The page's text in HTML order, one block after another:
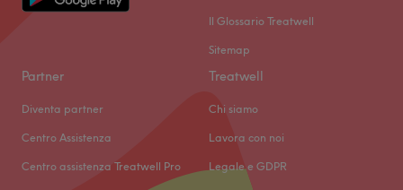
Il Glossario Treatwell
Sitemap
Partner
Diventa partner
Centro Assistenza
Centro assistenza Treatwell Pro
Treatwell
Chi siamo
Lavora con noi
Legale e GDPR